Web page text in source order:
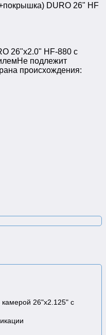
DURO 26" HF
26"x2.0" HF-880 с
подлежит
происхождения:
26"x2.125" с